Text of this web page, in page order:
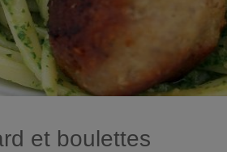
et boulettes